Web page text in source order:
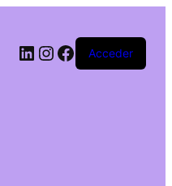
LinkedIn
Instagram
Facebook
Acceder